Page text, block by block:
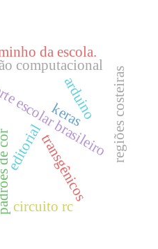
editorialbrasileiro
da escola.
cor
regiões costeiras
computacional
keras
transgênicos
arduino
circuito rc